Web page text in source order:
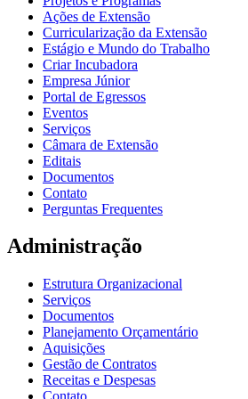
Ações de Extensão
Curricularização da Extensão
Estágio e Mundo do Trabalho
Criar Incubadora
Empresa Júnior
Portal de Egressos
Eventos
Serviços
Câmara de Extensão
Editais
Documentos
Contato
Perguntas Frequentes
Administração
Estrutura Organizacional
Serviços
Documentos
Planejamento Orçamentário
Aquisições
Gestão de Contratos
Receitas e Despesas